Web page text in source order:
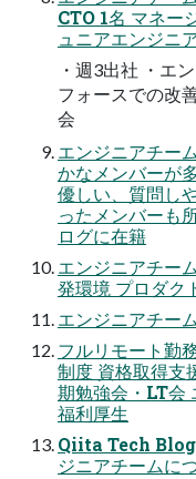
CTO 1名 マネー
ュニアエンジニ
・週3出社 ・エ
フォースでの改
会
エンジニアチー
かなメンバーが
優しい、質問し
ったメンバーも
ログに在籍
エンジニアチー
発環境 プロダク
エンジニアチー
フルリモート勤
制度 資格取得支
期勉強会・LT会
福利厚生
Qiita Tech
ジニアチームに